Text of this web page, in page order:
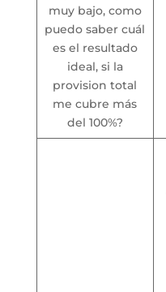
muy bajo, como
puedo saber cuál
es el resultado
ideal, si la
provision total
me cubre más
del 100%?